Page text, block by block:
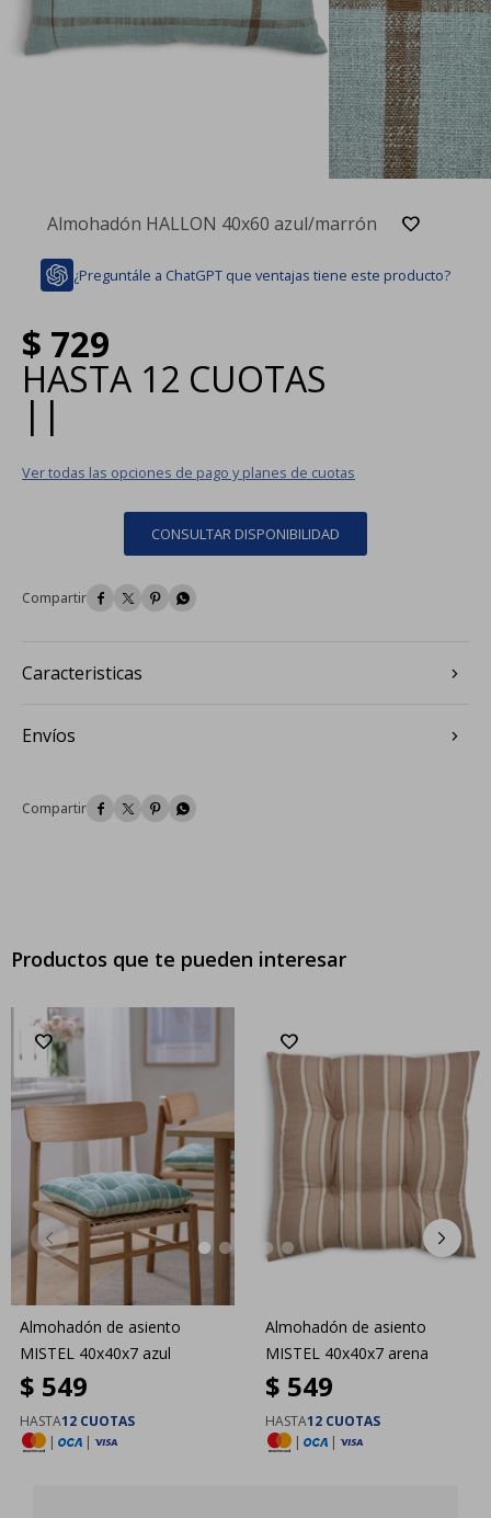
Almohadón HALLON 40x60 azul/marrón
¿Preguntále a ChatGPT que ventajas tiene este producto?
$ 729
HASTA 12 CUOTAS
| |
Ver todas las opciones de pago y planes de cuotas
CONSULTAR DISPONIBILIDAD
   
Caracteristicas
Envíos
   
Productos que te pueden interesar
Almohadón de asiento
MISTEL 40x40x7 azul
$ 549
HASTA12 CUOTAS
|
|
Almohadón de asiento
MISTEL 40x40x7 arena
$ 549
HASTA12 CUOTAS
|
|